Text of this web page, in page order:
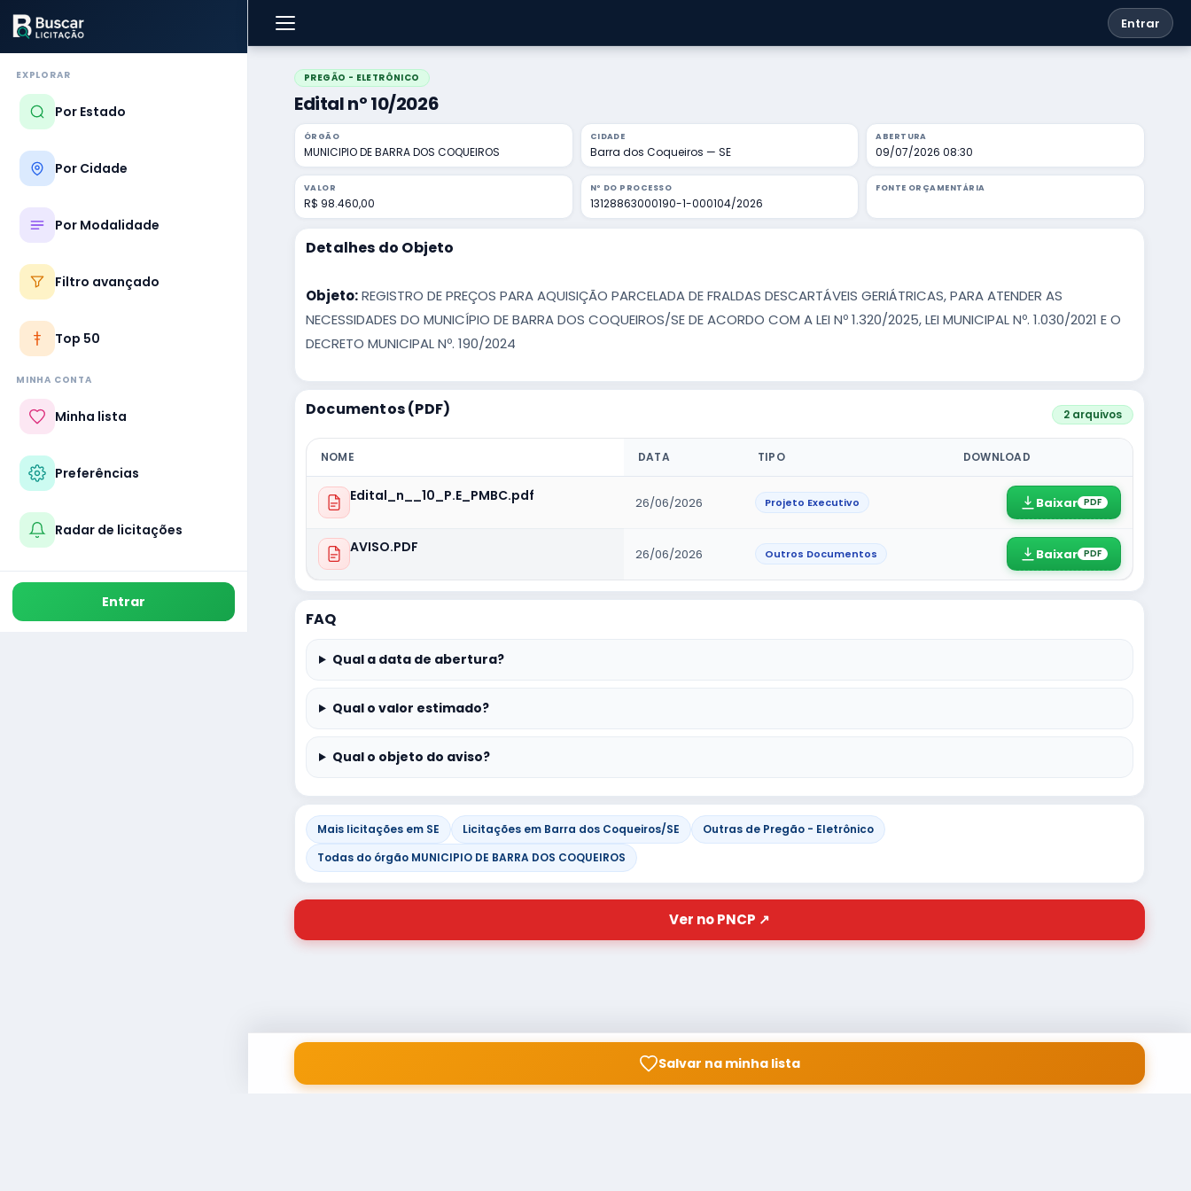
Entrar
EXPLORAR
Por Estado
Por Cidade
Por Modalidade
Filtro avançado
Top 50
MINHA CONTA
Minha lista
Preferências
Radar de licitações
Entrar
PREGÃO - ELETRÔNICO
Edital nº 10/2026
ÓRGÃO
MUNICIPIO DE BARRA DOS COQUEIROS
CIDADE
Barra dos Coqueiros — SE
ABERTURA
09/07/2026 08:30
VALOR
R$ 98.460,00
Nº DO PROCESSO
13128863000190-1-000104/2026
FONTE ORÇAMENTÁRIA
Detalhes do Objeto
Objeto:REGISTRO DE PREÇOS PARA AQUISIÇÃO PARCELADA DE FRALDAS DESCARTÁVEIS GERIÁTRICAS, PARA ATENDER AS
NECESSIDADES DO MUNICÍPIO DE BARRA DOS COQUEIROS/SE DE ACORDO COM A LEI Nº 1.320/2025, LEI MUNICIPAL Nº. 1.030/2021 E O
DECRETO MUNICIPAL Nº. 190/2024
Documentos (PDF) 2 arquivos
NOME DATA TIPO DOWNLOAD
Edital_n__10_P.E_PMBC.pdf 26/06/2026 Projeto Executivo Baixar PDF
AVISO.PDF 26/06/2026 Outros Documentos Baixar PDF
FAQ
Qual a data de abertura?
Qual o valor estimado?
Qual o objeto do aviso?
Mais licitações em SE Licitações em Barra dos Coqueiros/SE
Outras de Pregão - Eletrônico
Todas do órgão MUNICIPIO DE BARRA DOS COQUEIROS
Ver no PNCP ↗
Salvar na minha lista